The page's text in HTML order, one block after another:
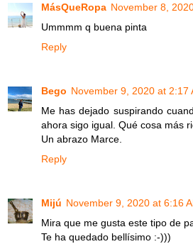
MásQueRopa November 8,
Ummmm q buena pinta
Reply
Bego November 9, 2020 at 2:17
Me has dejado suspirando
ahora sigo igual. Qué cosa más
Un abrazo Marce.
Reply
Mijú November 9, 2020 at 6:16
Mira que me gusta este tipo de
Te ha quedado bellísimo :-)))